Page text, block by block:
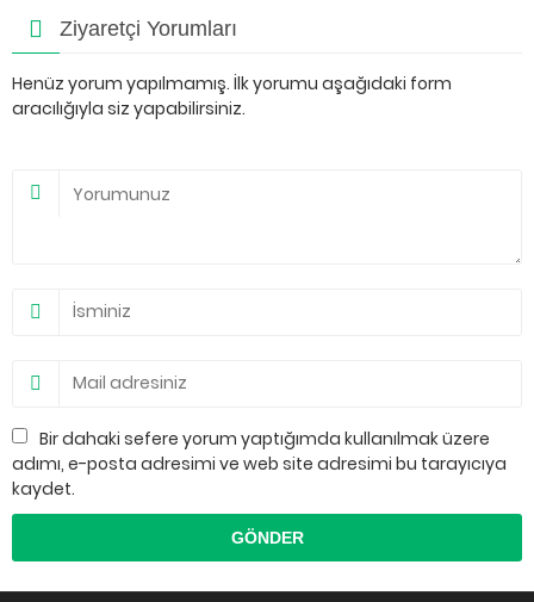
Ziyaretçi Yorumları
Henüz yorum yapılmamış. İlk yorumu aşağıdaki form
aracılığıyla siz yapabilirsiniz.
Bir dahaki sefere yorum yaptığımda kullanılmak üzere
adımı, e-posta adresimi ve web site adresimi bu tarayıcıya
kaydet.